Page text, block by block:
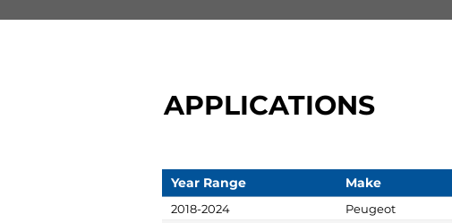
APPLICATIONS
Year Range Make
2018-2024 Peugeot